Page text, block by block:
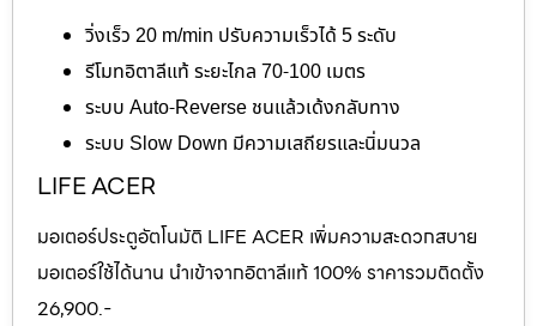
วิ่งเร็ว 20 m/min ปรับความเร็วได้ 5 ระดับ
รีโมทอิตาลีแท้ ระยะไกล 70-100 เมตร
ระบบ Auto-Reverse ชนแล้วเด้งกลับทาง
ระบบ Slow Down มีความเสถียรและนิ่มนวล
LIFE ACER
มอเตอร์ประตูอัตโนมัติ LIFE ACER เพิ่มความสะดวกสบาย
มอเตอร์ใช้ได้นาน นำเข้าจากอิตาลีแท้ 100% ราคารวมติดตั้ง
26,900.-